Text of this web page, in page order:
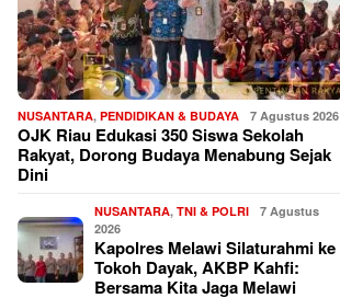
NUSANTARA,PENDIDIKAN & BUDAYA 7 Agustus 2026
OJK Riau Edukasi 350 Siswa Sekolah
Rakyat, Dorong Budaya Menabung Sejak
Dini
NUSANTARA,TNI & POLRI
7 Agustus
2026
Kapolres Melawi Silaturahmi ke
Tokoh Dayak, AKBP Kahfi:
Bersama Kita Jaga Melawi